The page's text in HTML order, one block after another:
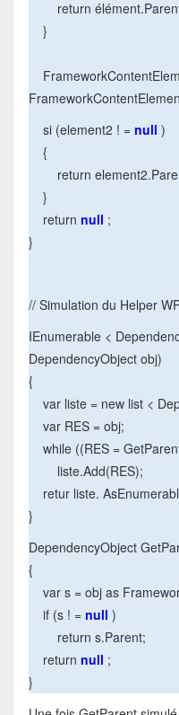
return
}
si (element2 ! = null )
{
return
}
return null ;
}
// Simulation du Helper
IEnumerable <
DependencyObject obj)
{
var liste = new list <
var RES = obj;
while ((RES =
liste.Add(RES);
retur liste.
}
DependencyObject
{
var s = obj as
if (s ! = null )
return s.Parent;
return null ;
}